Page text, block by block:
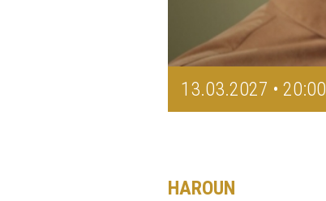
13.03.2027 • 20:00
HAROUN